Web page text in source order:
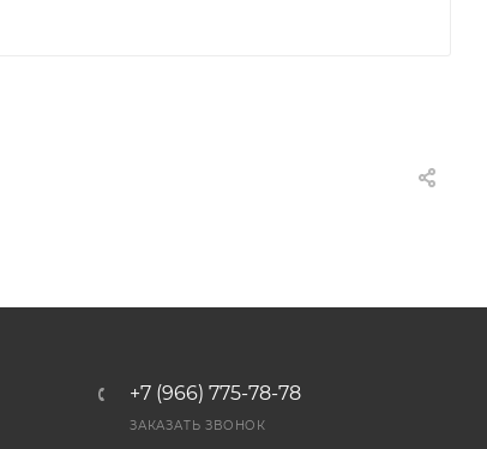
+7 (966) 775-78-78
ЗАКАЗАТЬ ЗВОНОК